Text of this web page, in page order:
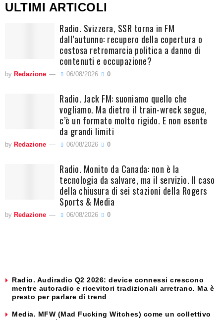
ULTIMI ARTICOLI
Radio. Svizzera, SSR torna in FM
dall’autunno: recupero della copertura o
costosa retromarcia politica a danno di
contenuti e occupazione?
by Redazione 06/08/2026 0
Radio. Jack FM: suoniamo quello che
vogliamo. Ma dietro il train-wreck segue,
c’è un formato molto rigido. E non esente
da grandi limiti
by Redazione 06/08/2026 0
Radio. Monito da Canada: non è la
tecnologia da salvare, ma il servizio. Il caso
della chiusura di sei stazioni della Rogers
Sports & Media
by Redazione 06/08/2026 0
Radio. Audiradio Q2 2026: device connessi crescono
mentre autoradio e ricevitori tradizionali arretrano. Ma è
presto per parlare di trend
Media. MFW (Mad Fucking Witches) come un collettivo